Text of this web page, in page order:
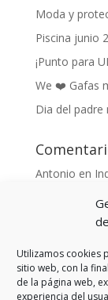
Utilizamos cookies
sitio web, con la
de la página web,
experiencia del
Moda y
Piscina junio
¡Punto para
We ❤️ Gafas
Dia del padre
Antonio en
en
en